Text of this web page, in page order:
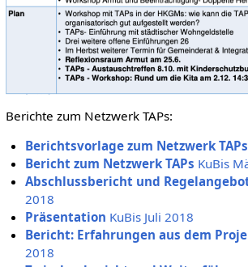
Berichte zum Netzwerk TAPs:
Berichtsvorlage zum Netzwerk TAPs
Bericht zum Netzwerk TAPs KuBis
Abschlussbericht und
2018
Präsentation KuBis Juli 2018
Bericht: Erfahrungen aus dem
2018